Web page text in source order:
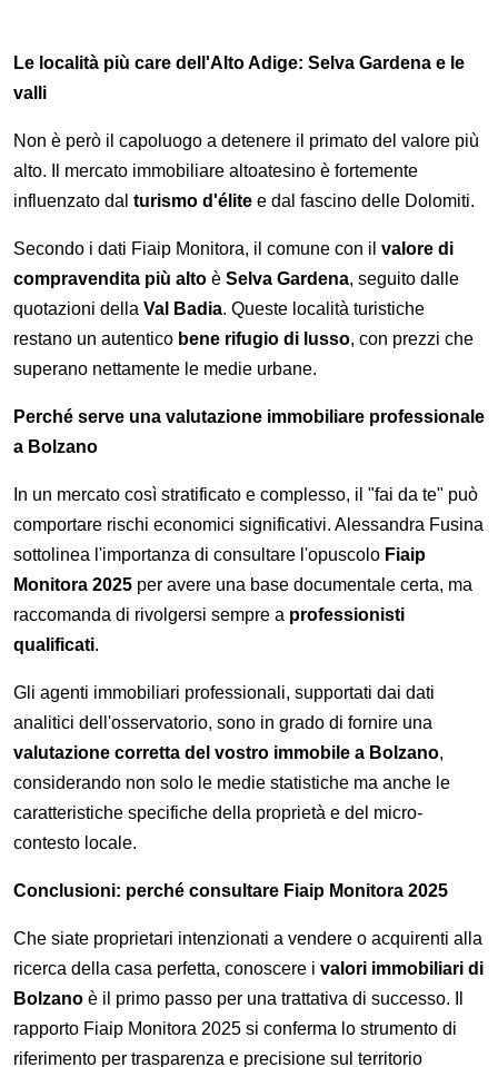
Le località più care dell'Alto Adige: Selva Gardena e le
valli
Non è però il capoluogo a detenere il primato del valore più
alto. Il mercato immobiliare altoatesino è fortemente
influenzato dal turismo d'élite e dal fascino delle Dolomiti.
Secondo i dati Fiaip Monitora, il comune con il valore di
compravendita più alto è Selva Gardena, seguito dalle
quotazioni della Val Badia. Queste località turistiche
restano un autentico bene rifugio di lusso, con prezzi che
superano nettamente le medie urbane.
Perché serve una valutazione immobiliare professionale
a Bolzano
In un mercato così stratificato e complesso, il "fai da te" può
comportare rischi economici significativi. Alessandra Fusina
sottolinea l'importanza di consultare l'opuscolo Fiaip
Monitora 2025 per avere una base documentale certa, ma
raccomanda di rivolgersi sempre a professionisti
qualificati.
Gli agenti immobiliari professionali, supportati dai dati
analitici dell'osservatorio, sono in grado di fornire una
valutazione corretta del vostro immobile a Bolzano,
considerando non solo le medie statistiche ma anche le
caratteristiche specifiche della proprietà e del micro-
contesto locale.
Conclusioni: perché consultare Fiaip Monitora 2025
Che siate proprietari intenzionati a vendere o acquirenti alla
ricerca della casa perfetta, conoscere i valori immobiliari di
Bolzano è il primo passo per una trattativa di successo. Il
rapporto Fiaip Monitora 2025 si conferma lo strumento di
riferimento per trasparenza e precisione sul territorio